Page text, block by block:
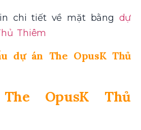
chi tiết về mặt bằng dự
Thiêm
dự án The OpusK Thủ
OpusK Thủ